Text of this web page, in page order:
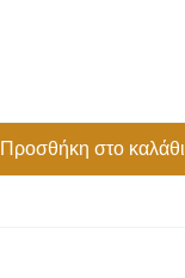
Προσθήκη στο καλάθι